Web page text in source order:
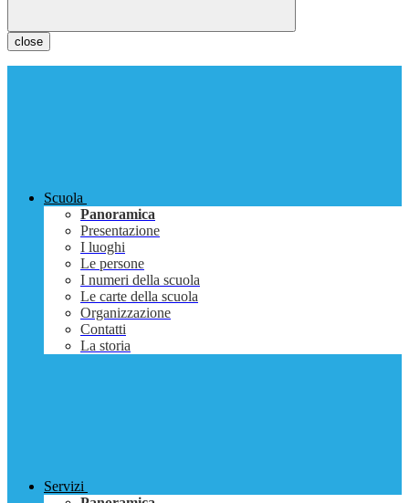
close
Scuola
Panoramica
Presentazione
I luoghi
Le persone
I numeri della scuola
Le carte della scuola
Organizzazione
Contatti
La storia
Servizi